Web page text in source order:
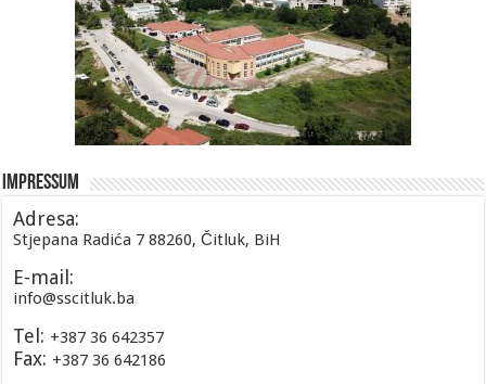
Impressum
Adresa:
Stjepana Radića 7 88260, Čitluk, BiH
E-mail:
info@sscitluk.ba
Tel: +387 36 642357
Fax: +387 36 642186